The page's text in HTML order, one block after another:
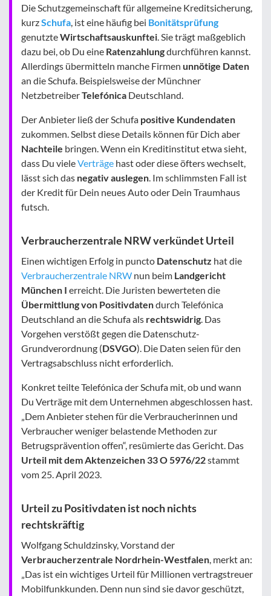
Die Schutzgemeinschaft für allgemeine Kreditsicherung,
kurzSchufa, ist eine häufig bei Bonitätsprüfung
genutzteWirtschaftsauskunftei. Sie trägt maßgeblich
dazu bei, ob Du eine Ratenzahlungdurchführen kannst.
Allerdings übermitteln manche Firmen unnötige Daten
an die Schufa. Beispielsweise der Münchner
NetzbetreiberTelefónica Deutschland.
Der Anbieter ließ der Schufa positive Kundendaten
zukommen. Selbst diese Details können für Dich aber
Nachteile bringen. Wenn ein Kreditinstitut etwa sieht,
dass Du vieleVerträge hast oder diese öfters wechselt,
lässt sich das negativ auslegen. Im schlimmsten Fall ist
der Kredit für Dein neues Auto oder Dein Traumhaus
futsch.
Verbraucherzentrale NRW verkündet Urteil
Einen wichtigen Erfolg in puncto Datenschutz hat die
Verbraucherzentrale NRW nun beim Landgericht
München I erreicht. Die Juristen bewerteten die
Übermittlung von Positivdatendurch Telefónica
Deutschland an die Schufa als rechtswidrig. Das
Vorgehen verstößt gegen die Datenschutz-
Grundverordnung (DSVGO). Die Daten seien für den
Vertragsabschluss nicht erforderlich.
Konkret teilte Telefónica der Schufa mit, ob und wann
Du Verträge mit dem Unternehmen abgeschlossen hast.
„Dem Anbieter stehen für die Verbraucherinnen und
Verbraucher weniger belastende Methoden zur
Betrugsprävention offen“, resümierte das Gericht. Das
Urteil mit dem Aktenzeichen 33 O 5976/22stammt
vom 25. April 2023.
Urteil zu Positivdaten ist noch nichts
rechtskräftig
Wolfgang Schuldzinsky, Vorstand der
Verbraucherzentrale Nordrhein-Westfalen, merkt an:
„Das ist ein wichtiges Urteil für Millionen vertragstreuer
Mobilfunkkunden. Denn nun sind sie davor geschützt,